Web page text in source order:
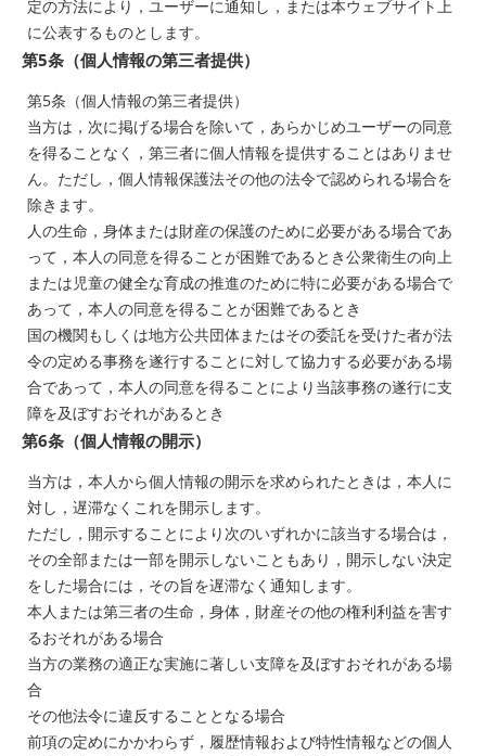
定の方法により，ユーザーに通知し，または本ウェブサイト上
に公表するものとします。
第5条（個人情報の第三者提供）
第5条（個人情報の第三者提供）
当方は，次に掲げる場合を除いて，あらかじめユーザーの同意
を得ることなく，第三者に個人情報を提供することはありませ
ん。ただし，個人情報保護法その他の法令で認められる場合を
除きます。
人の生命，身体または財産の保護のために必要がある場合であ
って，本人の同意を得ることが困難であるとき公衆衛生の向上
または児童の健全な育成の推進のために特に必要がある場合で
あって，本人の同意を得ることが困難であるとき
国の機関もしくは地方公共団体またはその委託を受けた者が法
令の定める事務を遂行することに対して協力する必要がある場
合であって，本人の同意を得ることにより当該事務の遂行に支
障を及ぼすおそれがあるとき
第6条（個人情報の開示）
当方は，本人から個人情報の開示を求められたときは，本人に
対し，遅滞なくこれを開示します。
ただし，開示することにより次のいずれかに該当する場合は，
その全部または一部を開示しないこともあり，開示しない決定
をした場合には，その旨を遅滞なく通知します。
本人または第三者の生命，身体，財産その他の権利利益を害す
るおそれがある場合
当方の業務の適正な実施に著しい支障を及ぼすおそれがある場
合
その他法令に違反することとなる場合
前項の定めにかかわらず，履歴情報および特性情報などの個人